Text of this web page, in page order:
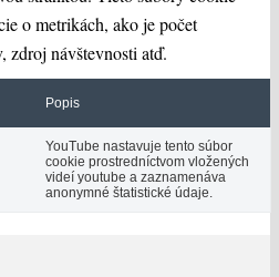
o metrikách, ako je počet
zdroj návštevnosti atď.
Popis
YouTube nastavuje tento súbor
cookie prostredníctvom vložených
videí youtube a zaznamenáva
anonymné štatistické údaje.